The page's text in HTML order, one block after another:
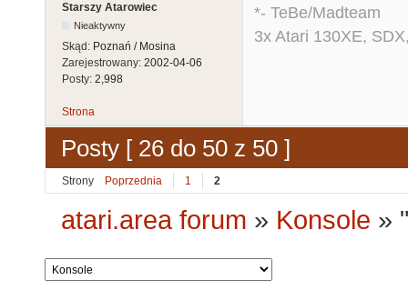
Starszy Atarowiec
Nieaktywny
Skąd: Poznań / Mosina
Zarejestrowany: 2002-04-06
Posty: 2,998
*- TeBe/Madteam
3x Atari 130XE,
Strona
Posty [ 26 do 50 z 50 ]
Strony Poprzednia 1 2
atari.area forum » Konsole »